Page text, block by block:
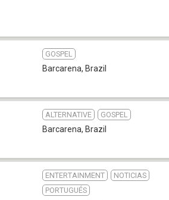
GOSPEL
Barcarena, Brazil
ALTERNATIVE GOSPEL
Barcarena, Brazil
ENTERTAINMENT
NOTICIAS
PORTUGUÉS